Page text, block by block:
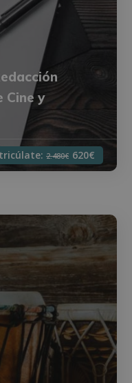
Cine y
2.480€ 620€